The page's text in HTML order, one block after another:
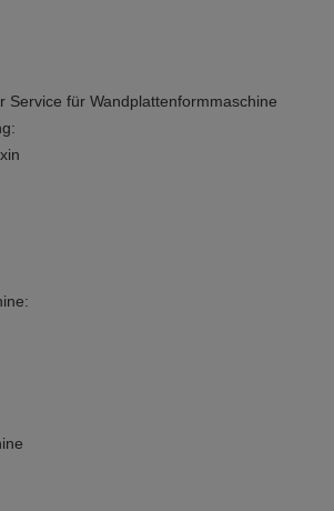
Service für Wandplattenformmaschine